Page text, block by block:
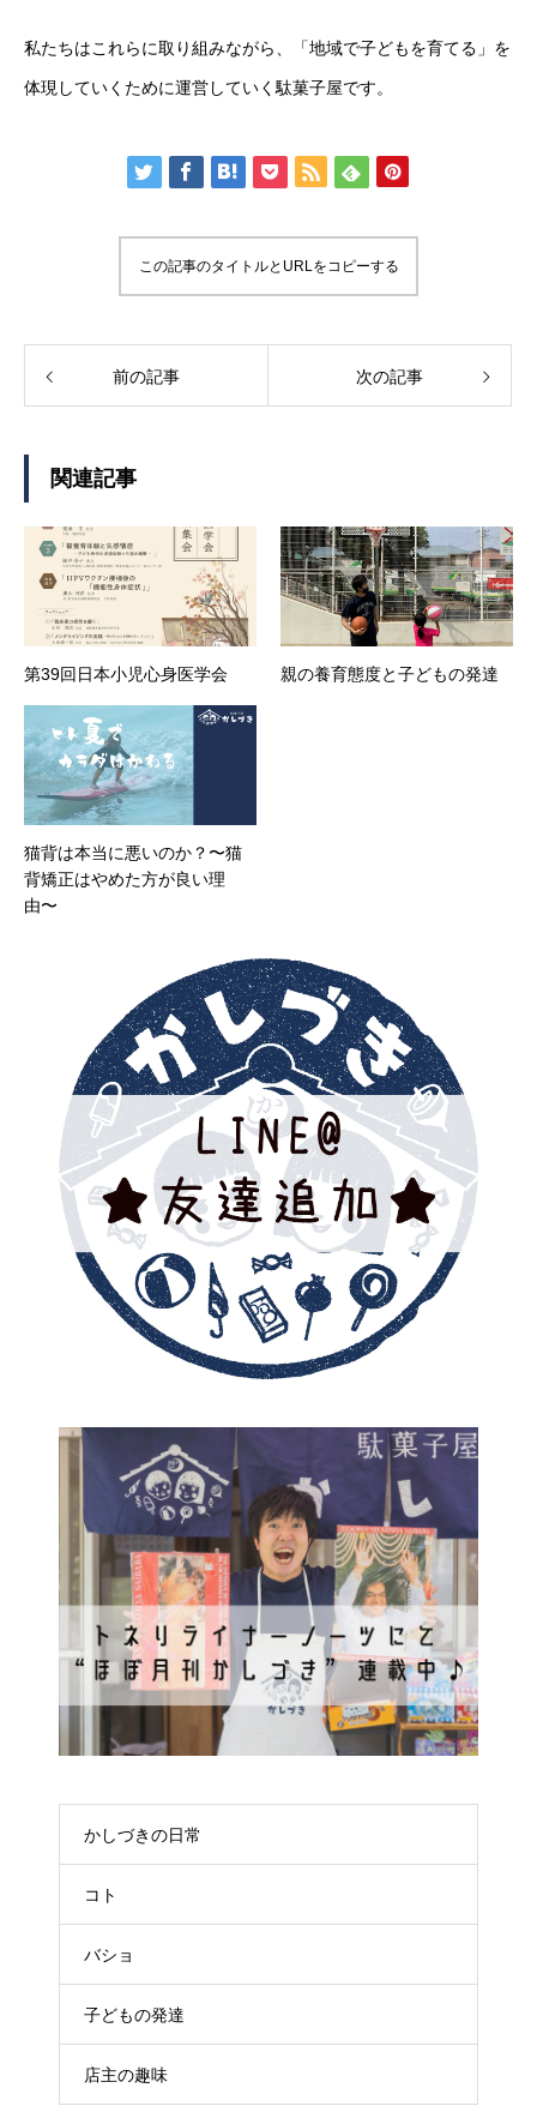
私たちはこれらに取り組みながら、「地域で子どもを育てる」を
体現していくために運営していく駄菓子屋です。
この記事のタイトルとURLをコピーする
前の記事 次の記事
関連記事
第39回日本小児心身医学会 親の養育態度と子どもの発達
猫背は本当に悪いのか？〜猫
背矯正はやめた方が良い理
由〜
かしづきの日常
コト
バショ
子どもの発達
店主の趣味